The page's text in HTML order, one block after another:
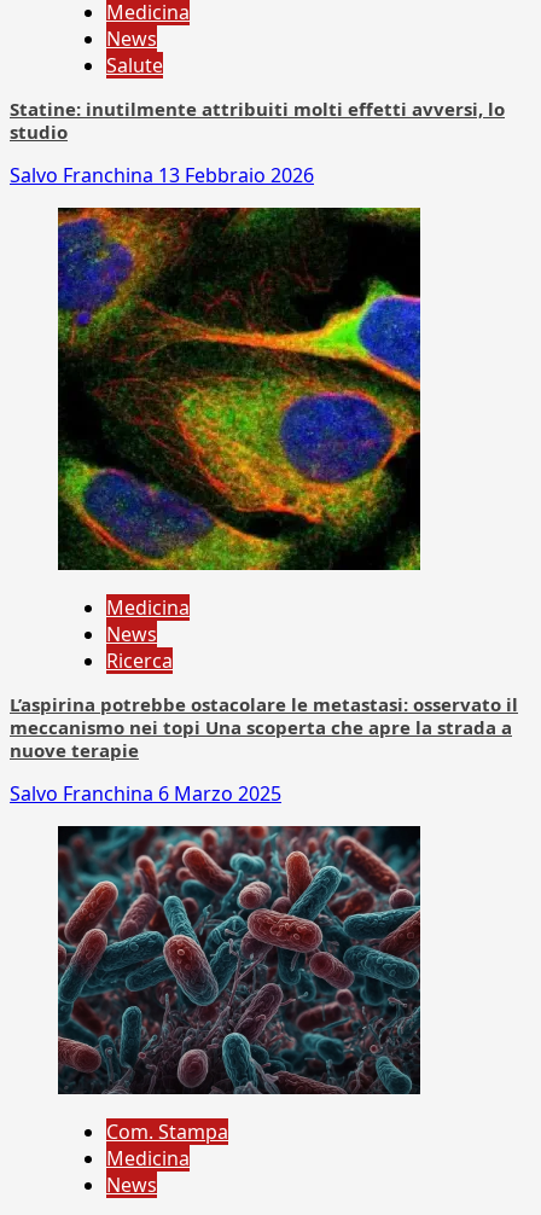
Medicina
News
Salute
Statine: inutilmente attribuiti molti effetti avversi, lo
studio
Salvo Franchina 13 Febbraio 2026
Medicina
News
Ricerca
L’aspirina potrebbe ostacolare le metastasi: osservato il
meccanismo nei topi Una scoperta che apre la strada a
nuove terapie
Salvo Franchina 6 Marzo 2025
Com. Stampa
Medicina
News